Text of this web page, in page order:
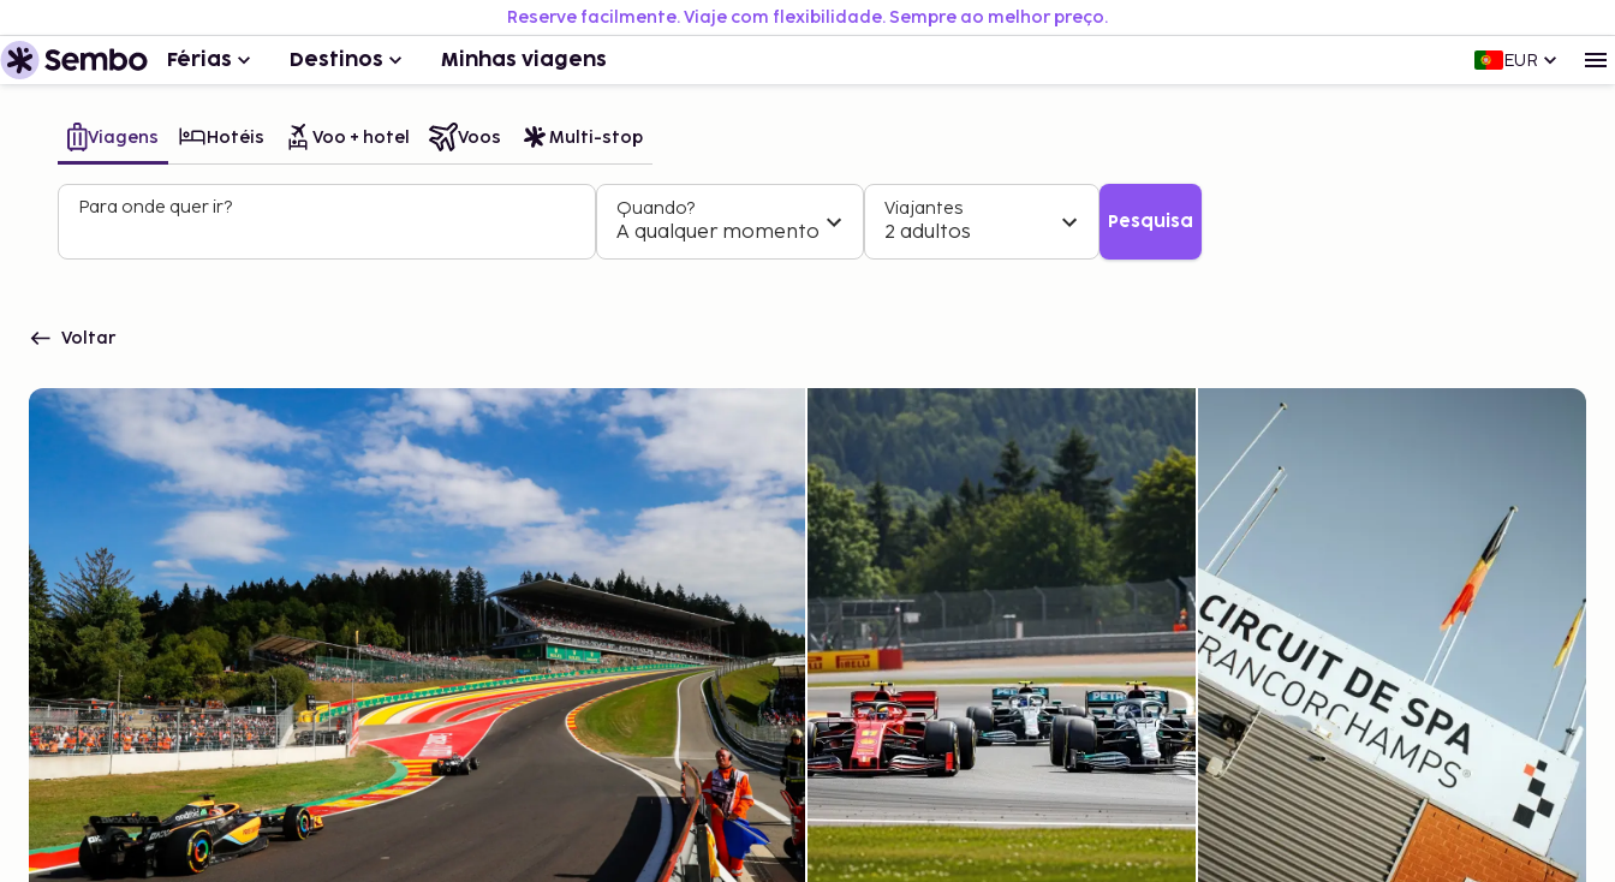
Reserve facilmente. Viaje com flexibilidade. Sempre ao melhor preço.
Férias Destinos Minhas viagens EUR
Viagens Hotéis Voo + hotel Voos Multi-stop
Para onde quer ir? Quando?
A qualquer momento
Viajantes
2 adultos Pesquisa
Voltar